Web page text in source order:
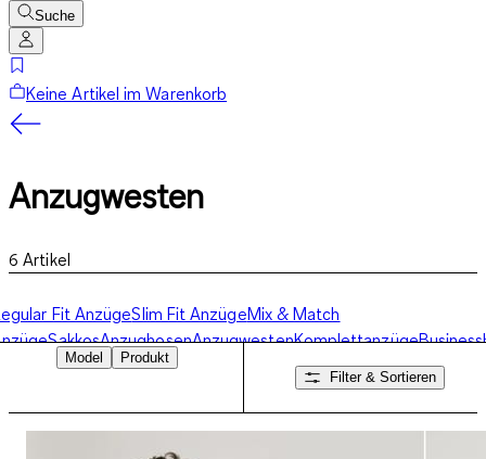
Suche
Keine Artikel im Warenkorb
Anzugwesten
6 Artikel
Fit AnzügeSlim Fit AnzügeMix & Match
SakkosAnzughosenAnzugwestenKomplettanzüge
Model
Produkt
Filter & Sortieren